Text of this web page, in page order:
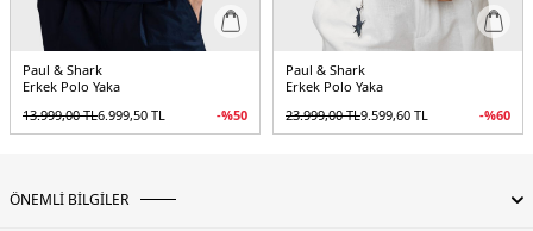
Paul & Shark
Erkek Polo Yaka
13.999,00TL6.999,50 TL -%50
Paul & Shark
Erkek Polo Yaka
23.999,00TL9.599,60 TL -%60
ÖNEMLİ BİLGİLER